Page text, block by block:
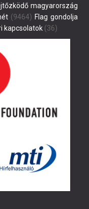
magyarország
(9464) Flag gondolja
kapcsolatok (36)